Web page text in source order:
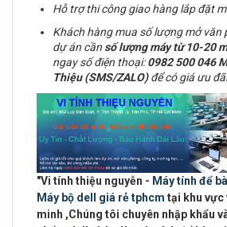
Hỗ trợ thi công giao hàng lắp đặt
Khách hàng mua số lượng mở văn
dự án cần số lượng máy từ 10-20
ngay số điện thoại:0982 500 046
Thiệu (SMS/ZALO)để có giá ưu
"Vi tính thiệu nguyễn - Máy tính để
Máy bộ dell giá rẻ tphcm tại khu vực
minh ,Chúng tôi chuyên nhập khẩu